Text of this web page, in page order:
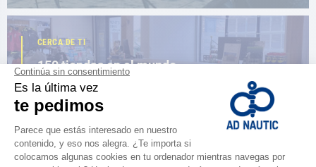
CERCA DE TI
150 tiendas en el mundo,
la fuerza de una red
ENCUENTRA UNA TIENDA